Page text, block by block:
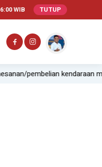
WIB TUTUP
pembelian kendaraan